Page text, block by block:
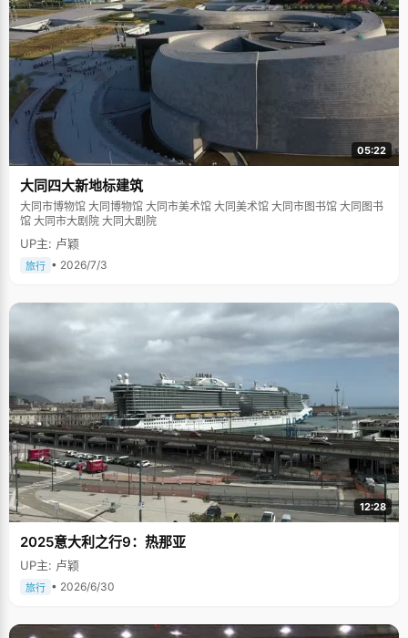
05:22
大同四大新地标建筑
大同市博物馆 大同博物馆 大同市美术馆 大同美术馆 大同市图书馆 大同图书
馆 大同市大剧院 大同大剧院
UP主: 卢颖
旅行 • 2026/7/3
12:28
2025意大利之行9：热那亚
UP主: 卢颖
旅行 • 2026/6/30